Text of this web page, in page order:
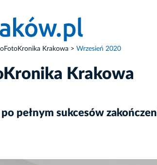
Krakowa Wrzesień 2020
Krakowa
pełnym sukcesów